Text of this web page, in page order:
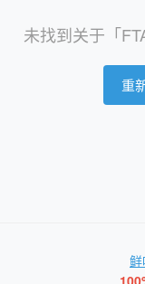
未找到关于「
重